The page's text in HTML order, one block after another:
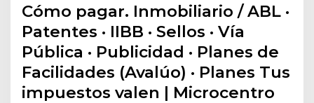
Cómo pagar. Inmobiliario / ABL ·
Patentes · IIBB · Sellos · Vía
Pública · Publicidad · Planes de
Facilidades (Avalúo) · Planes Tus
impuestos valen | Microcentro